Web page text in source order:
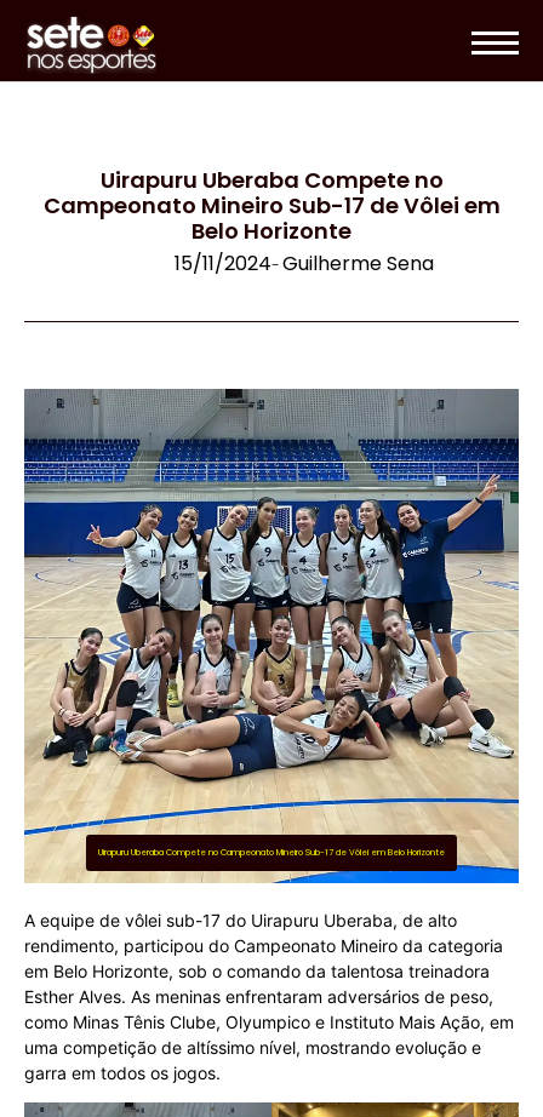
Uirapuru Uberaba Compete no
Campeonato Mineiro Sub-17 de Vôlei em
Belo Horizonte
15/11/2024-Guilherme Sena
Uirapuru Uberaba Compete no Campeonato Mineiro Sub-17 de Vôlei em Belo Horizonte
A equipe de vôlei sub-17 do Uirapuru Uberaba, de alto
rendimento, participou do Campeonato Mineiro da categoria
em Belo Horizonte, sob o comando da talentosa treinadora
Esther Alves. As meninas enfrentaram adversários de peso,
como Minas Tênis Clube, Olyumpico e Instituto Mais Ação, em
uma competição de altíssimo nível, mostrando evolução e
garra em todos os jogos.